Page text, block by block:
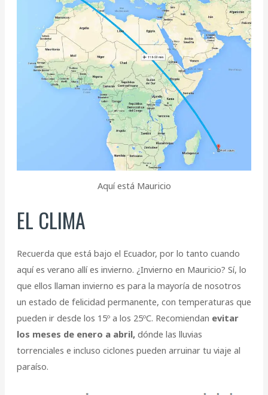
Aquí está Mauricio
EL CLIMA
Recuerda que está bajo el Ecuador, por lo tanto cuando
aquí es verano allí es invierno. ¿Invierno en Mauricio? Sí, lo
que ellos llaman invierno es para la mayoría de nosotros
un estado de felicidad permanente, con temperaturas que
pueden ir desde los 15º a los 25ºC. Recomiendan evitar
los meses de enero a abril,dónde las lluvias
torrenciales e incluso ciclones pueden arruinar tu viaje al
paraíso.